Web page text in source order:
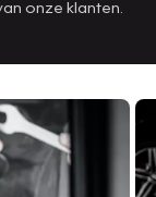
onze klanten.